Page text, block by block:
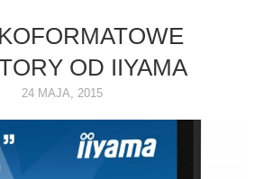
OD IIYAMA
24 MAJA, 2015